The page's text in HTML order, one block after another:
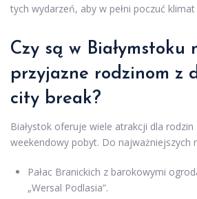
tych wydarzeń, aby w pełni poczuć
Czy są w Białymstoku
przyjazne rodzinom z
city break?
Białystok oferuje wiele atrakcji dla
weekendowy pobyt. Do najważniejszych
Pałac Branickich z barokowymi
„Wersal Podlasia”.